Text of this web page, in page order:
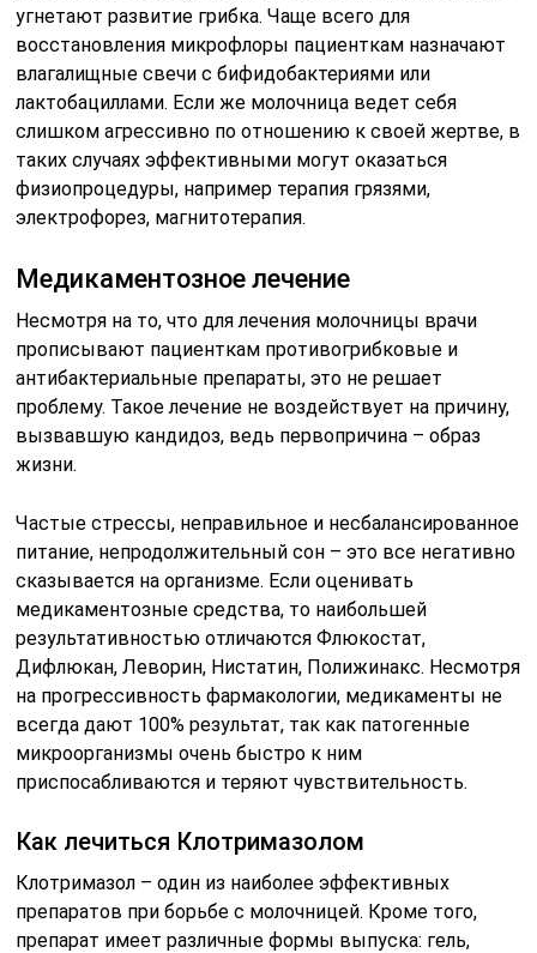
угнетают развитие грибка. Чаще всего для
восстановления микрофлоры пациенткам назначают
влагалищные свечи с бифидобактериями или
лактобациллами. Если же молочница ведет себя
слишком агрессивно по отношению к своей жертве, в
таких случаях эффективными могут оказаться
физиопроцедуры, например терапия грязями,
электрофорез, магнитотерапия.
Медикаментозное лечение
Несмотря на то, что для лечения молочницы врачи
прописывают пациенткам противогрибковые и
антибактериальные препараты, это не решает
проблему. Такое лечение не воздействует на причину,
вызвавшую кандидоз, ведь первопричина – образ
жизни.
Частые стрессы, неправильное и несбалансированное
питание, непродолжительный сон – это все негативно
сказывается на организме. Если оценивать
медикаментозные средства, то наибольшей
результативностью отличаются Флюкостат,
Дифлюкан, Леворин, Нистатин, Полижинакс. Несмотря
на прогрессивность фармакологии, медикаменты не
всегда дают 100% результат, так как патогенные
микроорганизмы очень быстро к ним
приспосабливаются и теряют чувствительность.
Как лечиться Клотримазолом
Клотримазол – один из наиболее эффективных
препаратов при борьбе с молочницей. Кроме того,
препарат имеет различные формы выпуска: гель,